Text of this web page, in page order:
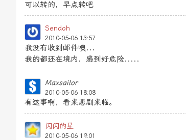
可以转的，早点转吧
Sendoh
2010-05-06 13:57
我没有收到邮件噢...
我的都还在境内，感到好危险.....
Maxsailor
2010-05-06 18:08
有这事啊，看来悲剧来临。
闪闪的星
2010-05-06 19:01